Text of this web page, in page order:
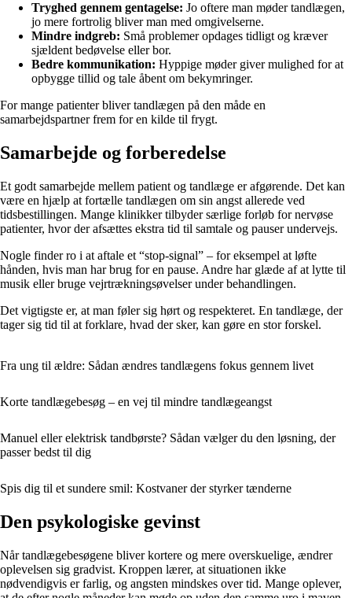
Tryghed gennem gentagelse: Jo oftere man møder tandlægen,
jo mere fortrolig bliver man med omgivelserne.
Mindre indgreb: Små problemer opdages tidligt og kræver
sjældent bedøvelse eller bor.
Bedre kommunikation: Hyppige møder giver mulighed for at
opbygge tillid og tale åbent om bekymringer.
For mange patienter bliver tandlægen på den måde en
samarbejdspartner frem for en kilde til frygt.
Samarbejde og forberedelse
Et godt samarbejde mellem patient og tandlæge er afgørende. Det kan
være en hjælp at fortælle tandlægen om sin angst allerede ved
tidsbestillingen. Mange klinikker tilbyder særlige forløb for nervøse
patienter, hvor der afsættes ekstra tid til samtale og pauser undervejs.
Nogle finder ro i at aftale et “stop-signal” – for eksempel at løfte
hånden, hvis man har brug for en pause. Andre har glæde af at lytte til
musik eller bruge vejrtrækningsøvelser under behandlingen.
Det vigtigste er, at man føler sig hørt og respekteret. En tandlæge, der
tager sig tid til at forklare, hvad der sker, kan gøre en stor forskel.
Fra ung til ældre: Sådan ændres tandlægens fokus gennem livet
Korte tandlægebesøg – en vej til mindre tandlægeangst
Manuel eller elektrisk tandbørste? Sådan vælger du den løsning, der
passer bedst til dig
Spis dig til et sundere smil: Kostvaner der styrker tænderne
Den psykologiske gevinst
Når tandlægebesøgene bliver kortere og mere overskuelige, ændrer
oplevelsen sig gradvist. Kroppen lærer, at situationen ikke
nødvendigvis er farlig, og angsten mindskes over tid. Mange oplever,